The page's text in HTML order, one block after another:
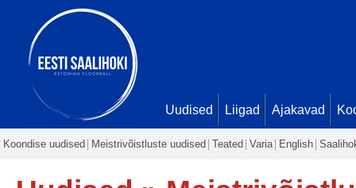
Uudised Liigad Ajakavad
Koondise uudised Meistrivõistluste uudised Teated Varia English